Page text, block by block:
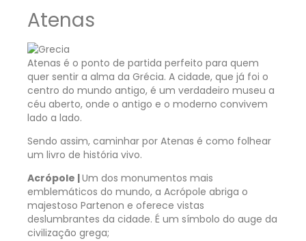
Atenas
Atenas é o ponto de partida perfeito para quem
quer sentir a alma da Grécia. A cidade, que já foi o
centro do mundo antigo, é um verdadeiro museu a
céu aberto, onde o antigo e o moderno convivem
lado a lado.
Sendo assim, caminhar por Atenas é como folhear
um livro de história vivo.
Acrópole |Um dos monumentos mais
emblemáticos do mundo, a Acrópole abriga o
majestoso Partenon e oferece vistas
deslumbrantes da cidade. É um símbolo do auge da
civilização grega;